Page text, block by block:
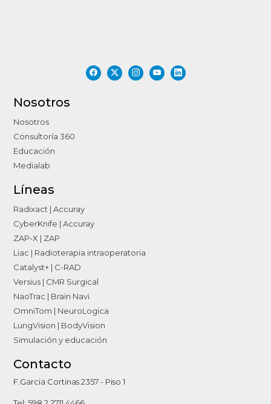
Nosotros
Nosotros
Consultoría 360
Educación
Medialab
Líneas
Radixact | Accuray
CyberKnife | Accuray
ZAP-X | ZAP
Liac | Radioterapia intraoperatoria
Catalyst+ | C-RAD
Versius | CMR Surgical
NaoTrac | Brain Navi
OmniTom | NeuroLogica
LungVision | BodyVision
Simulación y educación
Contacto
F.Garcia Cortinas 2357 - Piso 1